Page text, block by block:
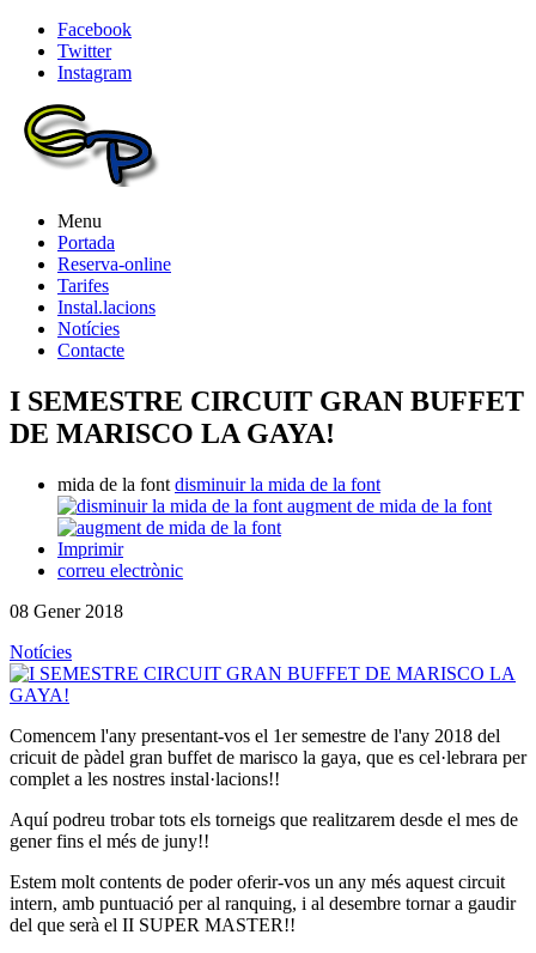
Facebook
Twitter
Instagram
Menu
Portada
Reserva-online
Tarifes
Instal.lacions
Notícies
Contacte
I SEMESTRE CIRCUIT GRAN BUFFET
DE MARISCO LA GAYA!
mida de la font disminuir la mida de la font
augment de mida de la font
Imprimir
correu electrònic
08 Gener 2018
Notícies
Comencem l'any presentant-vos el 1er semestre de l'any 2018 del
cricuit de pàdel gran buffet de marisco la gaya, que es cel·lebrara per
complet a les nostres instal·lacions!!
Aquí podreu trobar tots els torneigs que realitzarem desde el mes de
gener fins el més de juny!!
Estem molt contents de poder oferir-vos un any més aquest circuit
intern, amb puntuació per al ranquing, i al desembre tornar a gaudir
del que serà el II SUPER MASTER!!